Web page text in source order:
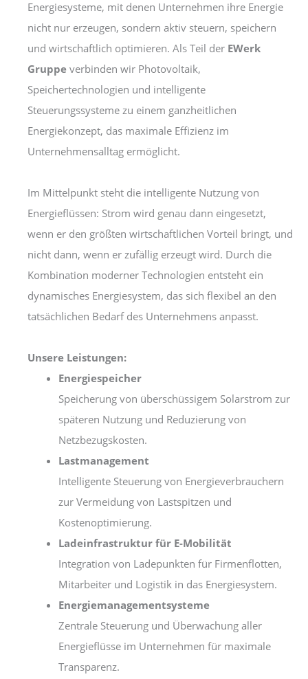
Energiesysteme, mit denen Unternehmen ihre Energie
nicht nur erzeugen, sondern aktiv steuern, speichern
und wirtschaftlich optimieren. Als Teil der EWerk
Gruppe verbinden wir Photovoltaik,
Speichertechnologien und intelligente
Steuerungssysteme zu einem ganzheitlichen
Energiekonzept, das maximale Effizienz im
Unternehmensalltag ermöglicht.
Im Mittelpunkt steht die intelligente Nutzung von
Energieflüssen: Strom wird genau dann eingesetzt,
wenn er den größten wirtschaftlichen Vorteil bringt, und
nicht dann, wenn er zufällig erzeugt wird. Durch die
Kombination moderner Technologien entsteht ein
dynamisches Energiesystem, das sich flexibel an den
tatsächlichen Bedarf des Unternehmens anpasst.
Unsere Leistungen:
Energiespeicher
Speicherung von überschüssigem Solarstrom zur
späteren Nutzung und Reduzierung von
Netzbezugskosten.
Lastmanagement
Intelligente Steuerung von Energieverbrauchern
zur Vermeidung von Lastspitzen und
Kostenoptimierung.
Ladeinfrastruktur für E-Mobilität
Integration von Ladepunkten für Firmenflotten,
Mitarbeiter und Logistik in das Energiesystem.
Energiemanagementsysteme
Zentrale Steuerung und Überwachung aller
Energieflüsse im Unternehmen für maximale
Transparenz.